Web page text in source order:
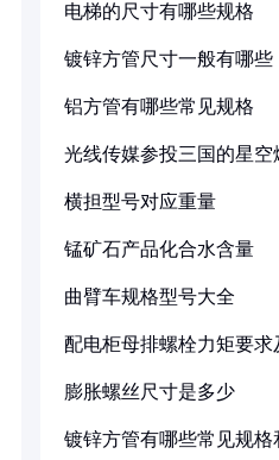
电梯的尺寸有哪些规格
镀锌方管尺寸一般有哪些
铝方管有哪些常见规格
光线传媒参投三国的星空
横担型号对应重量
锰矿石产品化合水含量
曲臂车规格型号大全
配电柜母排螺栓力矩要求
膨胀螺丝尺寸是多少
镀锌方管有哪些常见规格